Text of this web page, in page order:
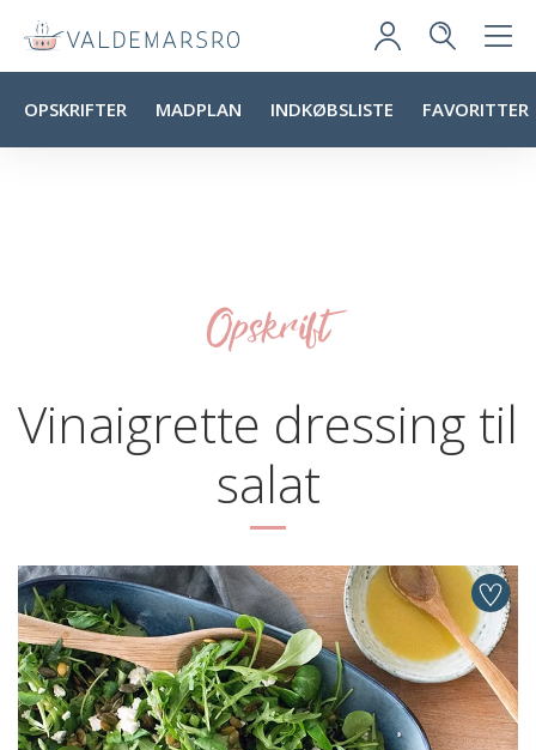
OPSKRIFTER MADPLAN INDKØBSLISTE FAVORITTER
Opskrift
Vinaigrette dressing til
salat